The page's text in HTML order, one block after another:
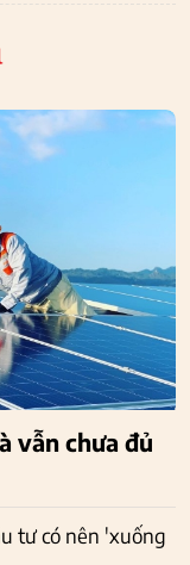
vẫn chưa đủ
tư có nên 'xuống